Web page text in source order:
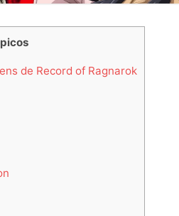
de Record of Ragnarok